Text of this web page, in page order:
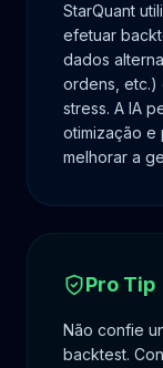
StarQuant
efetuar
dados
ordens, etc.)
stress. A IA
otimização e
melhorar a
Pro Tip
Não confie
backtest.